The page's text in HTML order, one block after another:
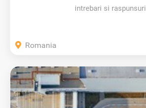
intrebari si raspunsuri
Romania